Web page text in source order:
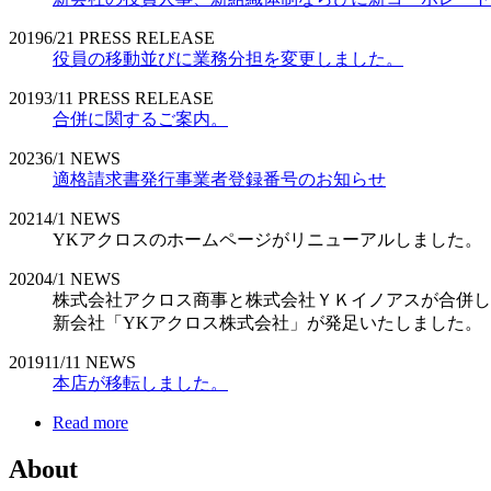
20196/21 PRESS RELEASE
役員の移動並びに業務分担を変更しました。
20193/11 PRESS RELEASE
合併に関するご案内。
20236/1 NEWS
適格請求書発行事業者登録番号のお知らせ
20214/1 NEWS
YKアクロスのホームページがリニューアルしました。
20204/1 NEWS
株式会社アクロス商事と株式会社ＹＫイノアスが合併
新会社「YKアクロス株式会社」が発足いたしました。
201911/11 NEWS
本店が移転しました。
Read more
About